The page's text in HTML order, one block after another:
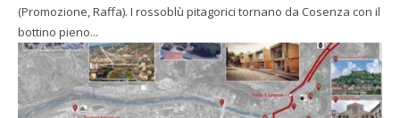
(Promozione, Raffa). I rossoblù pitagorici tornano da Cosenza con il
bottino pieno...